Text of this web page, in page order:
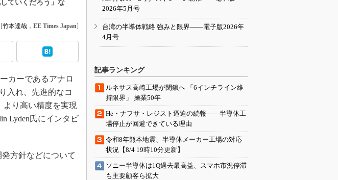
ていくだろう」な
[竹本達哉 ， EE Times Japan]
カーであるアナロ
入れ、先進的なコ
り高い精度を実現
Lyden氏にインタビ
方針などについて
2026年5月号
台湾の半導体戦略 強みと限界――電子版2026年
4月号
記事ランキング
ルネサス高崎工場が閉鎖へ 「6インチライン維
持限界」 操業50年
He・ナフサ・レジスト逼迫の続報――半導体工
場停止が回避できている理由
令和8年熊本地震、半導体メーカー工場の対応
状況【8/4 19時10分更新】
ソニー半導体は1Q過去最高益、スマホ市況停滞
も主要顧客ら拡大